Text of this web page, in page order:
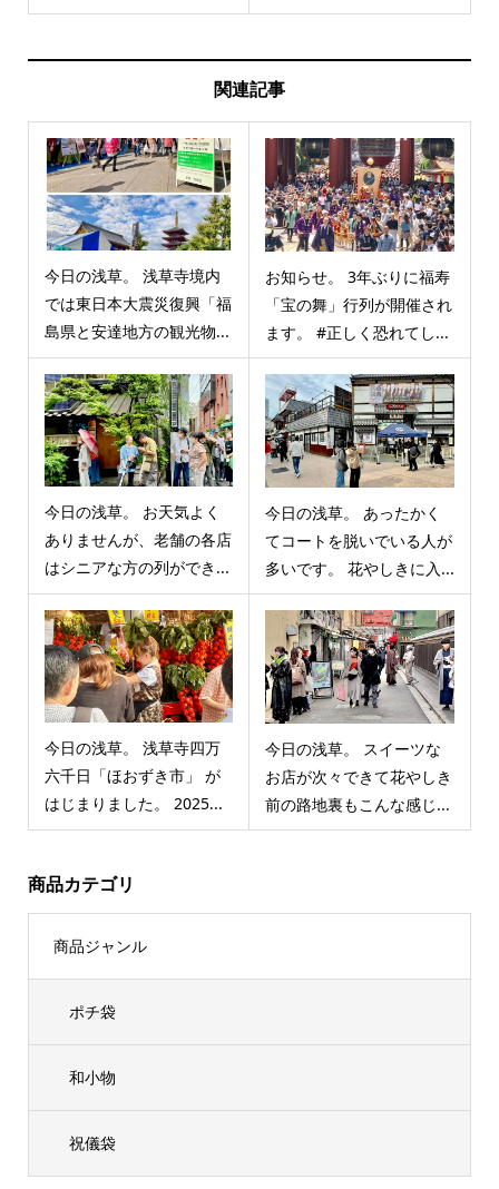
関連記事
今日の浅草。 浅草寺境内
では東日本大震災復興「福
島県と安達地方の観光物...
お知らせ。 3年ぶりに福寿
「宝の舞」行列が開催され
ます。 #正しく恐れてし...
今日の浅草。 お天気よく
ありませんが、老舗の各店
はシニアな方の列ができ...
今日の浅草。 あったかく
てコートを脱いでいる人が
多いです。 花やしきに入...
今日の浅草。 浅草寺四万
六千日「ほおずき市」 が
はじまりました。 2025...
今日の浅草。 スイーツな
お店が次々できて花やしき
前の路地裏もこんな感じ...
商品カテゴリ
商品ジャンル
ポチ袋
和小物
祝儀袋